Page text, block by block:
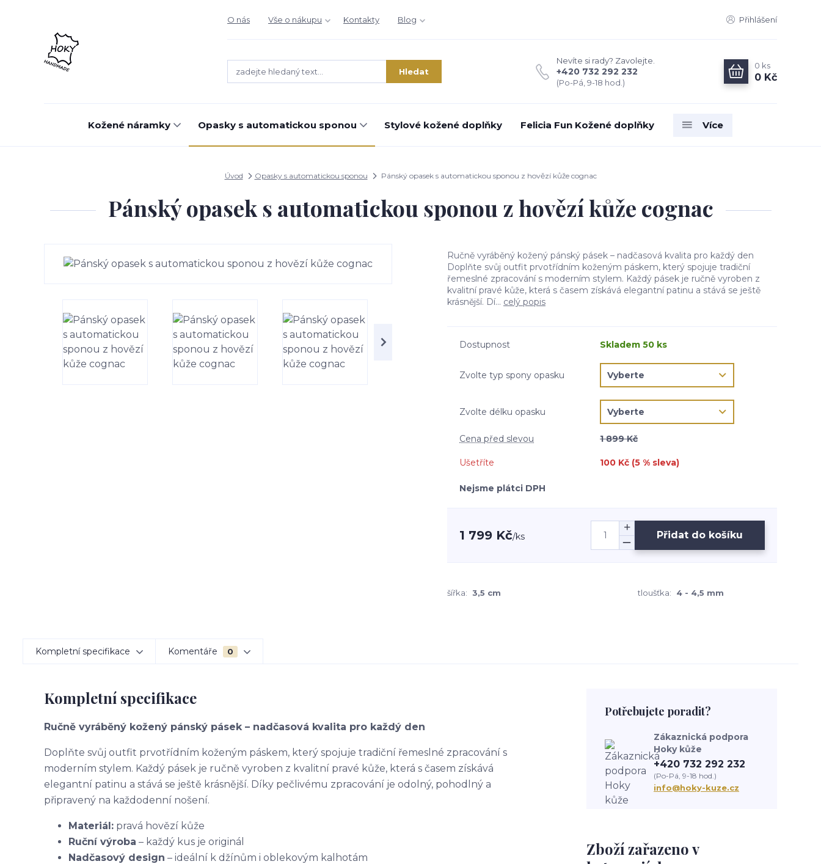
O nás Vše o nákupu Kontakty Blog Přihlášení
Hledat
Nevíte si rady? Zavolejte.
+420 732 292 232
(Po-Pá, 9-18 hod.)
0 ks
0 Kč
Kožené náramky Opasky s automatickou sponou Stylové kožené doplňky Felicia Fun Kožené doplňky Více
Úvod Opasky s automatickou sponou Pánský opasek s automatickou sponou z hovězí kůže cognac
Pánský opasek s automatickou sponou z hovězí kůže cognac
Ručně vyráběný kožený pánský pásek – nadčasová kvalita pro každý den
Doplňte svůj outfit prvotřídním koženým páskem, který spojuje tradiční
řemeslné zpracování s moderním stylem. Každý pásek je ručně vyroben z
kvalitní pravé kůže, která s časem získává elegantní patinu a stává se ještě
krásnější. Dí... celý popis
Dostupnost Skladem 50 ks
Zvolte typ spony opasku
Zvolte délku opasku
Cena před slevou 1 899 Kč
Ušetříte 100 Kč (5 % sleva)
Nejsme plátci DPH
1 799 Kč/ks Přidat do košíku
šířka: 3,5 cm tloušťka: 4 - 4,5 mm
Kompletní specifikace Komentáře 0
Kompletní specifikace
Ručně vyráběný kožený pánský pásek – nadčasová kvalita pro každý den
Doplňte svůj outfit prvotřídním koženým páskem, který spojuje tradiční řemeslné zpracování s
moderním stylem. Každý pásek je ručně vyroben z kvalitní pravé kůže, která s časem získává
elegantní patinu a stává se ještě krásnější. Díky pečlivému zpracování je odolný, pohodlný a
připravený na každodenní nošení.
Materiál: pravá hovězí kůže
Ruční výroba – každý kus je originál
Nadčasový design – ideální k džínům i oblekovým kalhotám
Zboží zařazeno v
Potřebujete poradit?
Zákaznická podpora
Hoky kůže
+420 732 292 232
(Po-Pá, 9-18 hod.)
info@hoky-kuze.cz